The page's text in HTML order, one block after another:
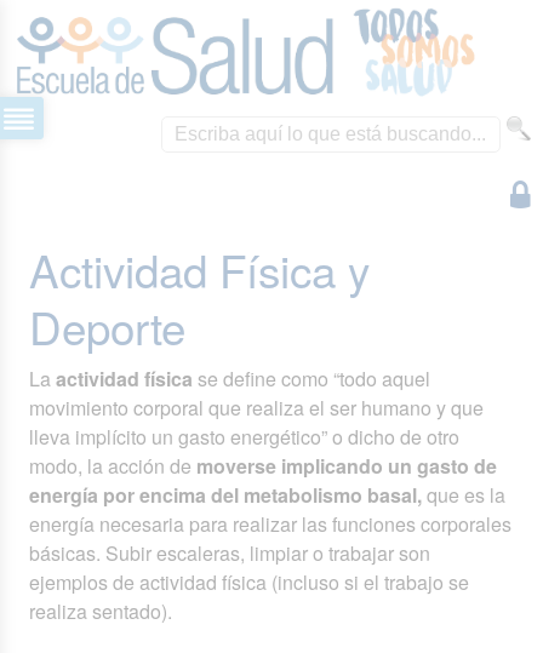
Actividad Física y
Deporte
Laactividad físicase define como “todo aquel
movimiento corporal que realiza el ser humano y que
lleva implícito un gasto energético” o dicho de otro
modo, la acción de moverse implicando un gasto de
energía por encima del metabolismo basal,que es la
energía necesaria para realizar las funciones corporales
básicas. Subir escaleras, limpiar o trabajar son
ejemplos de actividad física (incluso si el trabajo se
realiza sentado).